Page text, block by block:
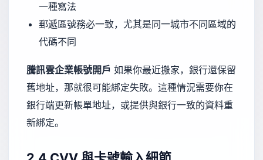
一種寫法
郵遞區號務必一致，尤其是同一城市不同區域的
代碼不同
騰訊雲企業帳號開戶 如果你最近搬家，銀行還保留
舊地址，那就很可能綁定失敗。這種情況需要你在
銀行端更新帳單地址，或提供與銀行一致的資料重
新綁定。